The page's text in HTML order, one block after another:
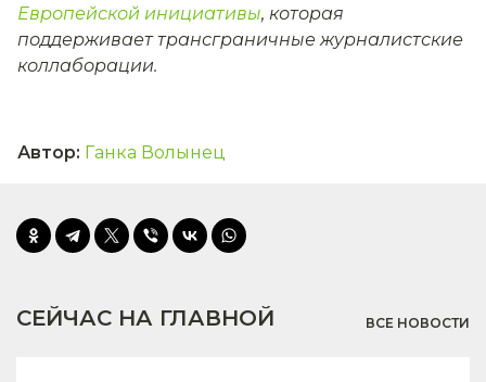
Европейской инициативы, которая
поддерживает трансграничные журналистские
коллаборации.
Автор: Ганка Волынец
СЕЙЧАС НА ГЛАВНОЙ ВСЕ НОВОСТИ